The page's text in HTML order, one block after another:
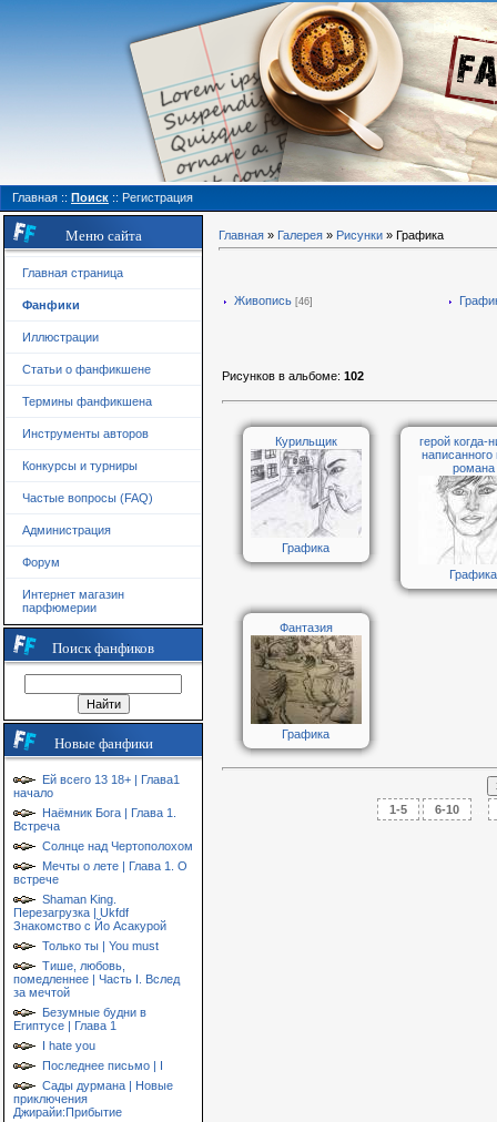
Главная :: Поиск :: Регистрация
Меню сайта
Главная страница
Фанфики
Иллюстрации
Статьи о фанфикшене
Термины фанфикшена
Инструменты авторов
Конкурсы и турниры
Частые вопросы (FAQ)
Администрация
Форум
Интернет магазин
парфюмерии
Поиск фанфиков
Новые фанфики
Ей всего 13 18+ | Глава1
начало
Наёмник Бога | Глава 1.
Встреча
Солнце над Чертополохом
Мечты о лете | Глава 1. О
встрече
Shaman King.
Перезагрузка | Ukfdf
Знакомство с Йо Асакурой
Только ты | You must
Тише, любовь,
помедленнее | Часть I. Вслед
за мечтой
Безумные будни в
Египтусе | Глава 1
I hate you
Последнее письмо | I
Сады дурмана | Новые
приключения
Джирайи:Прибытие
Главная » Галерея » Рисунки » Графика
Живопись [46]
Рисунков в альбоме: 102
Курильщик
Графика
герой когда-
романа
Графика
Фантазия
Графика
1-5 6-10